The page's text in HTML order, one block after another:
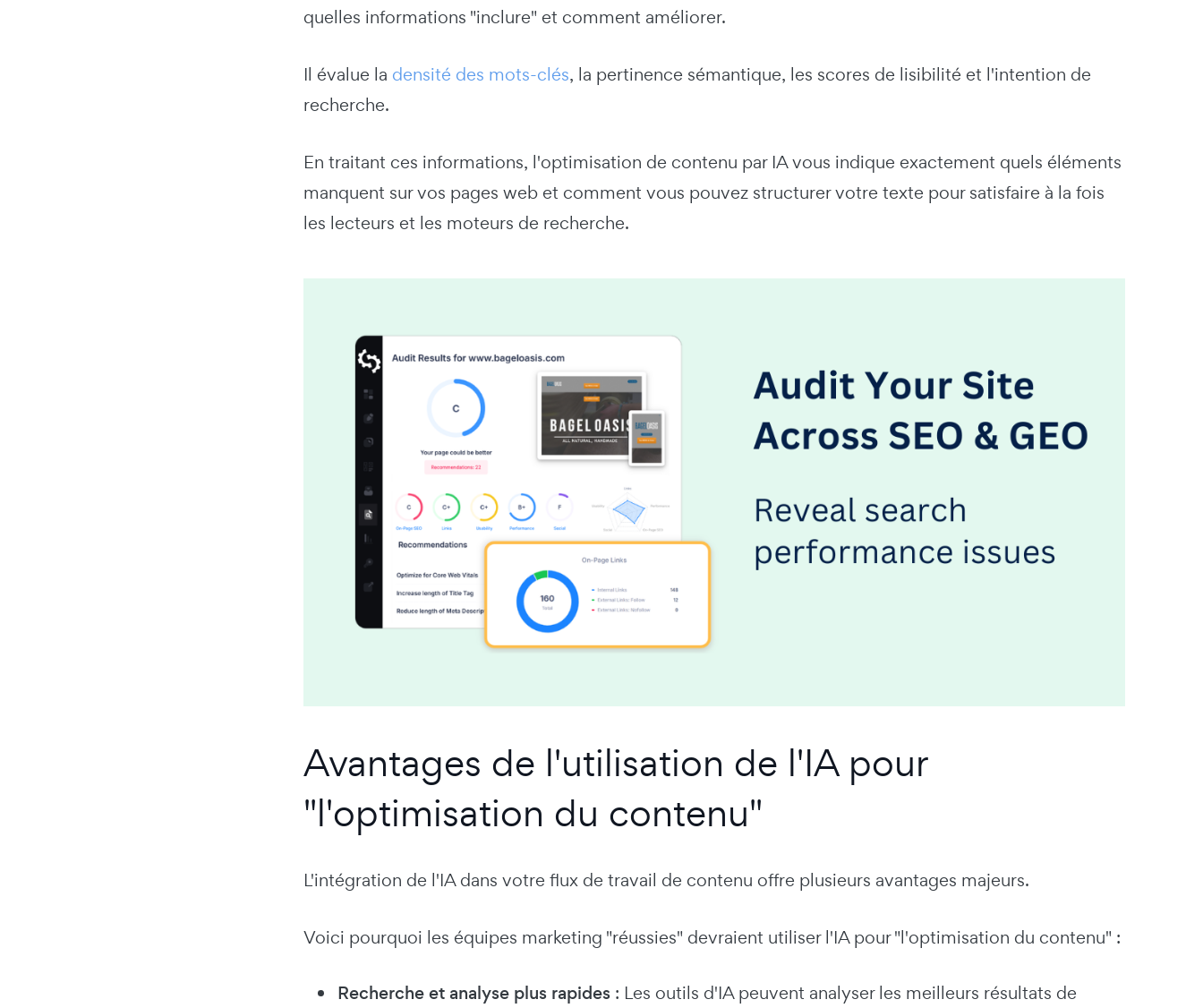
quelles informations "inclure" et comment améliorer.
Il évalue la densité des mots-clés, la pertinence sémantique, les scores de lisibilité et l'intention de
recherche.
En traitant ces informations, l'optimisation de contenu par IA vous indique exactement quels éléments
manquent sur vos pages web et comment vous pouvez structurer votre texte pour satisfaire à la fois
les lecteurs et les moteurs de recherche.
Avantages de l'utilisation de l'IA pour
"l'optimisation du contenu"
L'intégration de l'IA dans votre flux de travail de contenu offre plusieurs avantages majeurs.
Voici pourquoi les équipes marketing "réussies" devraient utiliser l'IA pour "l'optimisation du contenu" :
Recherche et analyse plus rapides : Les outils d'IA peuvent analyser les meilleurs résultats de